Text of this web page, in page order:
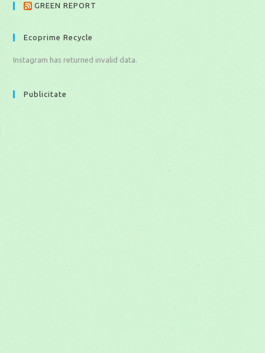
GREEN REPORT
Ecoprime Recycle
Instagram has returned invalid data.
Publicitate